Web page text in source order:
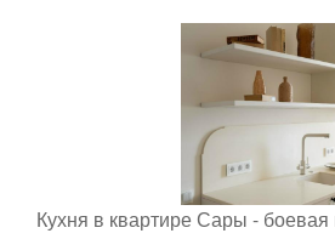
Кухня в квартире Сары -